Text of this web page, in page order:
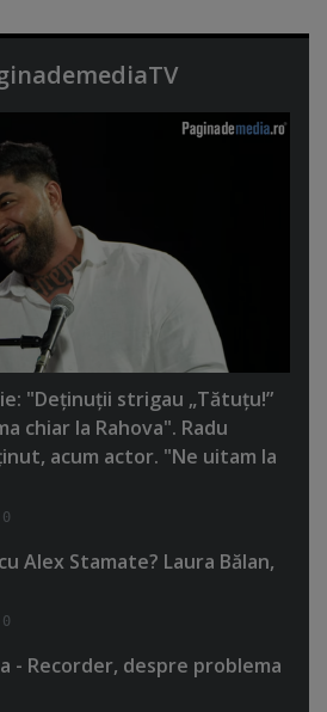
"Deţinuţii strigau „Tătuţu!”
chiar la Rahova". Radu
acum actor. "Ne uitam la
0
Alex Stamate? Laura Bălan,
0
- Recorder, despre problema